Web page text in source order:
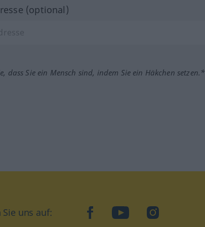
(optional)
dass Sie ein Mensch sind, indem Sie ein Häkchen setzen.*
Sie uns auf: facebookYouTubeInstagram